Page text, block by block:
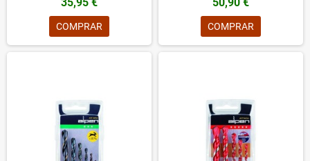
COMPRAR COMPRAR